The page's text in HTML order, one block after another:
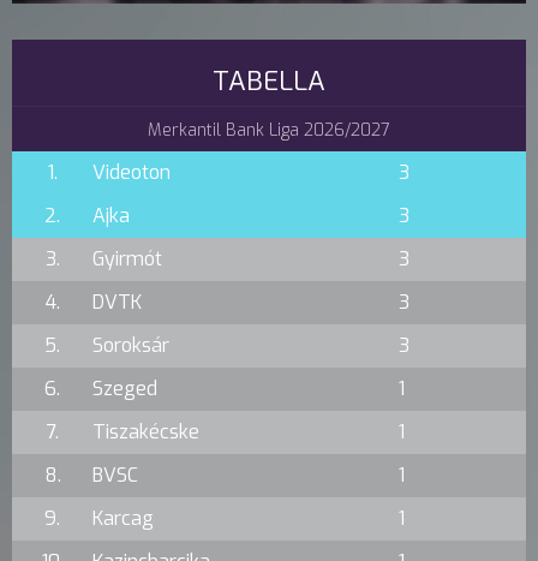
TABELLA
Merkantil Bank Liga 2026/2027
1. Videoton
3
2.
Ajka
3
3.
Gyirmót
3
4.
DVTK
3
5.
Soroksár
3
6.
Szeged
1
7.
Tiszakécske
1
8.
BVSC
1
9.
Karcag
1